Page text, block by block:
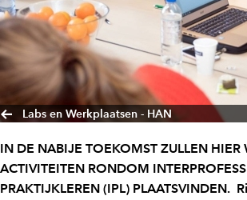
Labs en Werkplaatsen - HAN
IN DE NABIJE TOEKOMST ZULLEN HIER
ACTIVITEITEN RONDOM
PRAKTIJKLEREN (IPL) PLAATSVINDEN.